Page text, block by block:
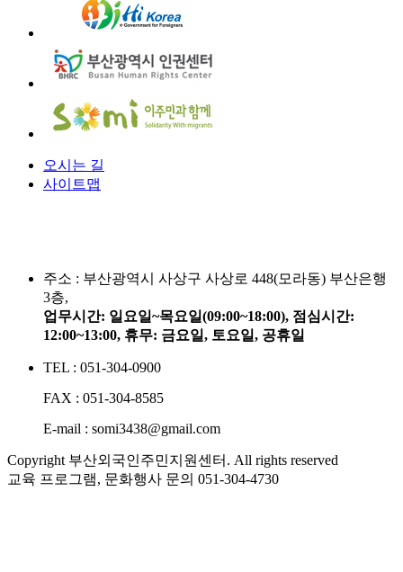
오시는 길
사이트맵
주소 : 부산광역시 사상구 사상로 448(모라동) 부산은행
3층,
업무시간: 일요일~목요일(09:00~18:00), 점심시간:
12:00~13:00, 휴무: 금요일, 토요일, 공휴일
TEL : 051-304-0900
FAX : 051-304-8585
E-mail : somi3438@gmail.com
Copyright 부산외국인주민지원센터. All rights reserved
교육 프로그램, 문화행사 문의 051-304-4730